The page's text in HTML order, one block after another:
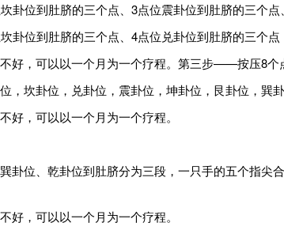
位到肚脐的三个点、3点位震卦位到肚脐的三个点
位到肚脐的三个点、4点位兑卦位到肚脐的三个点
好，可以以一个月为一个疗程。第三步——按压8个
坎卦位，兑卦位，震卦位，坤卦位，艮卦位，巽卦
，可以以一个月为一个疗程。
卦位、乾卦位到肚脐分为三段，一只手的五个指
，可以以一个月为一个疗程。